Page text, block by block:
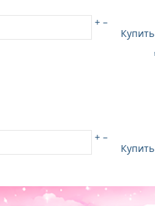
+ –
Купить
+ –
Купить